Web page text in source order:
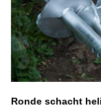
Ronde schacht